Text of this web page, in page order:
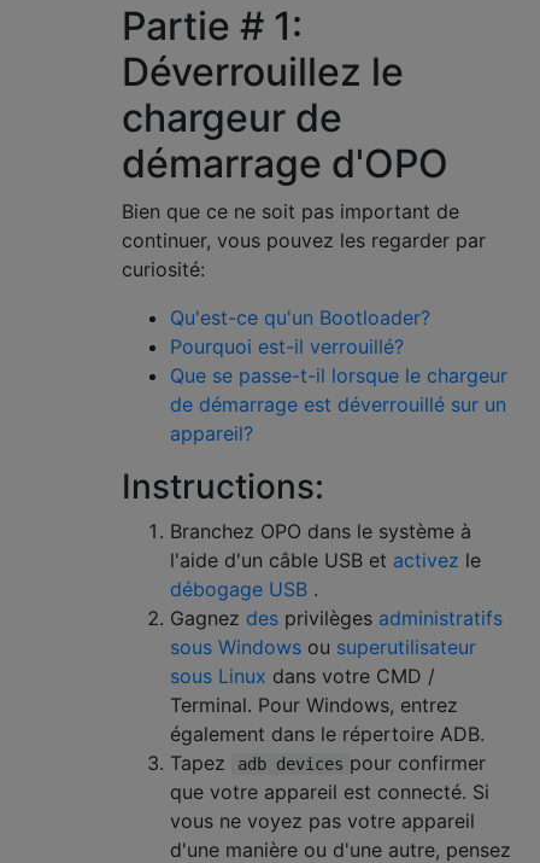
Partie # 1:
Déverrouillez le
chargeur de
démarrage d'OPO
Bien que ce ne soit pas important de
continuer, vous pouvez les regarder par
curiosité:
Qu'est-ce qu'un Bootloader?
Pourquoi est-il verrouillé?
Que se passe-t-il lorsque le chargeur
de démarrage est déverrouillé sur un
appareil?
Instructions:
Branchez OPO dans le système à
l'aide d'un câble USB et activez le
débogage USB .
Gagnez des privilèges administratifs
sous Windows ou superutilisateur
sous Linux dans votre CMD /
Terminal. Pour Windows, entrez
également dans le répertoire ADB.
Tapez
adb devices pour confirmer
que votre appareil est connecté. Si
vous ne voyez pas votre appareil
d'une manière ou d'une autre, pensez